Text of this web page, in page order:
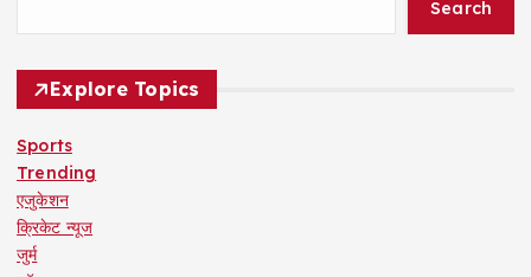
Search
Explore Topics
Sports
Trending
एजुकेशन
क्रिकेट न्यूज
जुर्म